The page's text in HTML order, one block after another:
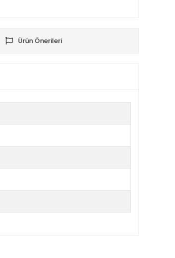
Ürün Önerileri